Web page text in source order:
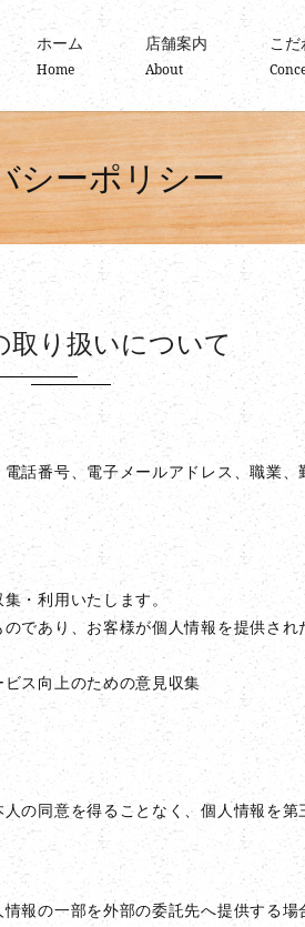
ホーム
Home
店舗案内
About
こだ
シーポリシー
取り扱いについて
話番号、電子メールアドレス、職業
・利用いたします。
であり、お客様が個人情報を提供さ
ス向上のための意見収集
の同意を得ることなく、個人情報を第
報の一部を外部の委託先へ提供する